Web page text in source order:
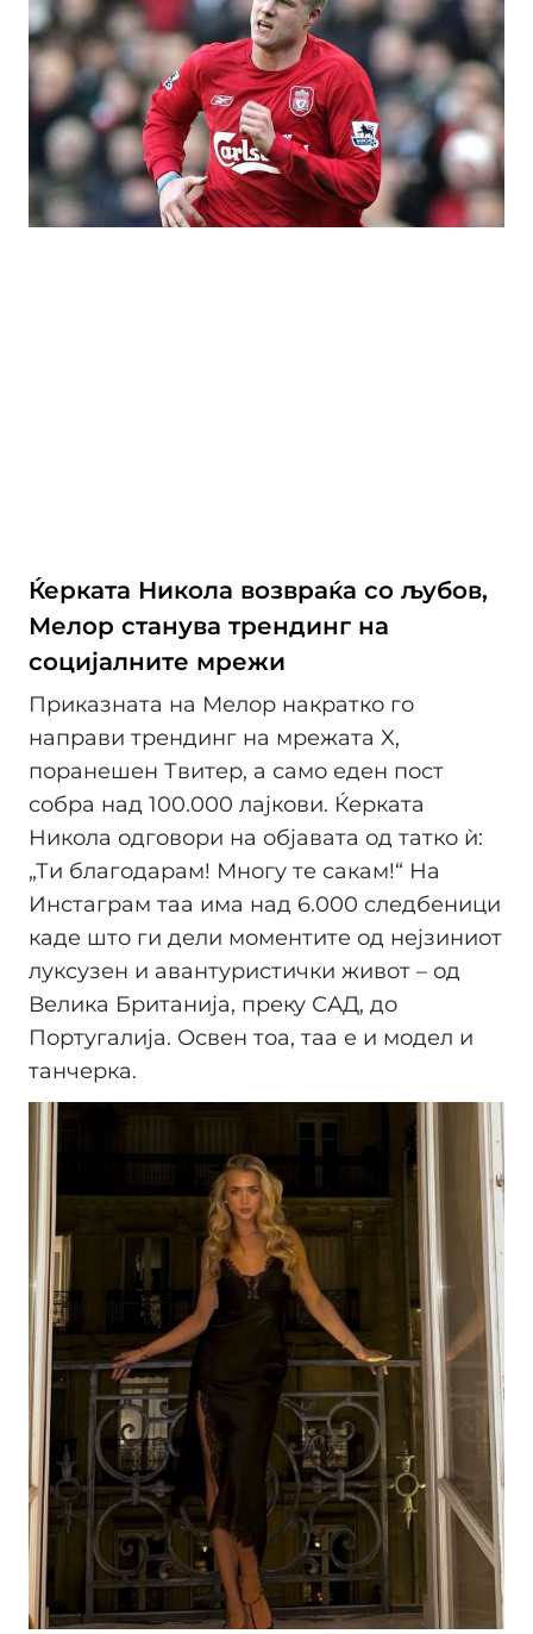
Ќерката Никола возвраќа со љубов,
Мелор станува трендинг на
социјалните мрежи
Приказната на Мелор накратко го
направи трендинг на мрежата X,
поранешен Твитер, а само еден пост
собра над 100.000 лајкови. Ќерката
Никола одговори на објавата од татко ѝ:
„Ти благодарам! Многу те сакам!“ На
Инстаграм таа има над 6.000 следбеници
каде што ги дели моментите од нејзиниот
луксузен и авантуристички живот – од
Велика Британија, преку САД, до
Португалија. Освен тоа, таа е и модел и
танчерка.